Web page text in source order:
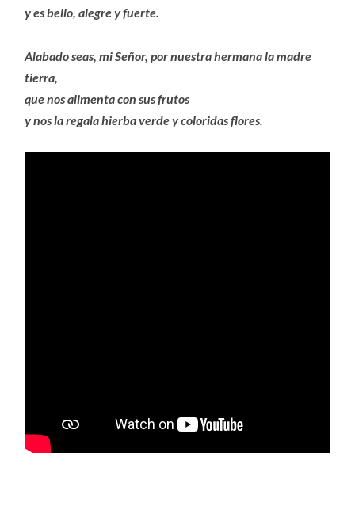
y es bello, alegre y fuerte.
Alabado seas, mi Señor, por nuestra hermana la madre
tierra,
que nos alimenta con sus frutos
y nos la regala hierba verde y coloridas flores.